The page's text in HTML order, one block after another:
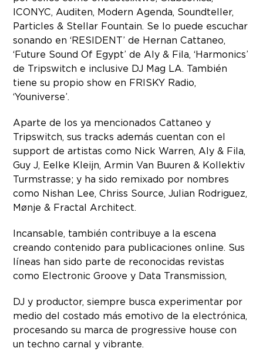
ICONYC, Auditen, Modern Agenda, Soundteller,
Particles & Stellar Fountain. Se lo puede escuchar
sonando en ‘RESIDENT’ de Hernan Cattaneo,
‘Future Sound Of Egypt’ de Aly & Fila, ‘Harmonics’
de Tripswitch e inclusive DJ Mag LA. También
tiene su propio show en FRISKY Radio,
‘Youniverse’.
Aparte de los ya mencionados Cattaneo y
Tripswitch, sus tracks además cuentan con el
support de artistas como Nick Warren, Aly & Fila,
Guy J, Eelke Kleijn, Armin Van Buuren & Kollektiv
Turmstrasse; y ha sido remixado por nombres
como Nishan Lee, Chriss Source, Julian Rodriguez,
Mønje & Fractal Architect.
Incansable, también contribuye a la escena
creando contenido para publicaciones online. Sus
líneas han sido parte de reconocidas revistas
como Electronic Groove y Data Transmission,
DJ y productor, siempre busca experimentar por
medio del costado más emotivo de la electrónica,
procesando su marca de progressive house con
un techno carnal y vibrante.